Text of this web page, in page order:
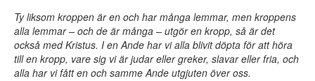
Ty liksom kroppen är en och har många lemmar, men kroppens
alla lemmar – och de är många – utgör en kropp, så är det
också med Kristus. I en Ande har vi alla blivit döpta för att höra
till en kropp, vare sig vi är judar eller greker, slavar eller fria, och
alla har vi fått en och samme Ande utgjuten över oss.